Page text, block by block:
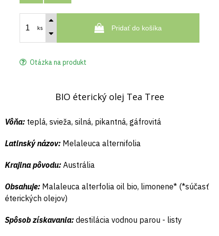
ks Pridať do košíka
Otázka na produkt
BIO éterický olej Tea Tree
Vôňa: teplá, svieža, silná, pikantná, gáfrovitá
Latinský názov: Melaleuca alternifolia
Krajina pôvodu: Austrália
Obsahuje: Malaleuca alterfolia oil bio, limonene* (*súčasť
éterických olejov)
Spôsob získavania: destilácia vodnou parou - listy